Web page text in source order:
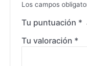
Los campos
Tu puntuación *
Tu valoración *